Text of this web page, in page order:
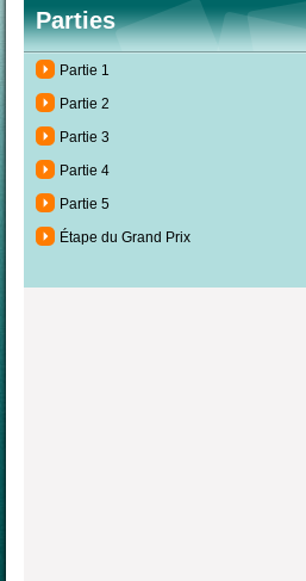
Parties
Partie 1
Partie 2
Partie 3
Partie 4
Partie 5
Étape du Grand Prix